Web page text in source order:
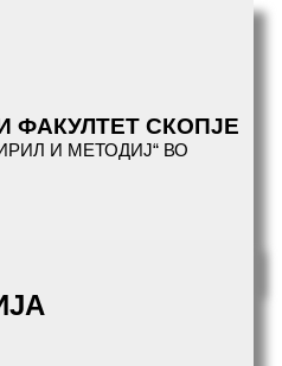
ФАКУЛТЕТ СКОПЈЕ
И МЕТОДИЈ“ ВО